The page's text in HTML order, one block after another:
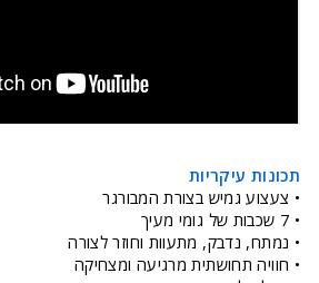
תכונות עיקריות
• צעצוע גמיש בצורת המבורגר
• 7 שכבות של גומי מעיך
• נמתח, נדבק, מתעוות וחוזר לצורה
• חוויה תחושתית מרגיעה ומצחיקה